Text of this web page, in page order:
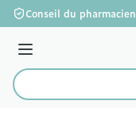
Aller au contenu
Conseil du pharmacien
Menu
Rechercher